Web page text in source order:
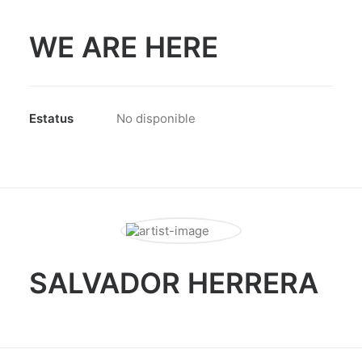
WE ARE HERE
Estatus No disponible
SALVADOR HERRERA